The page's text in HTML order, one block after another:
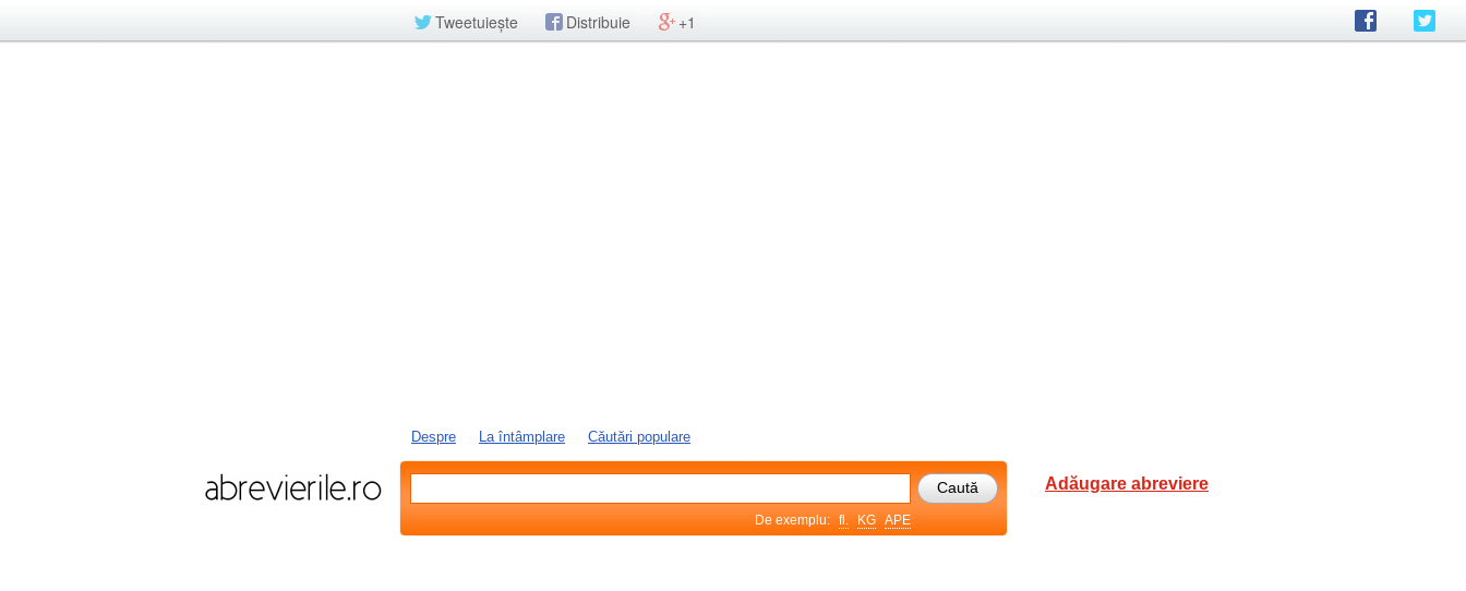
Tweetuiește Distribuie +1
Despre La întâmplare Căutări populare
De exemplu: fl. KG APE
Adăugare abreviere